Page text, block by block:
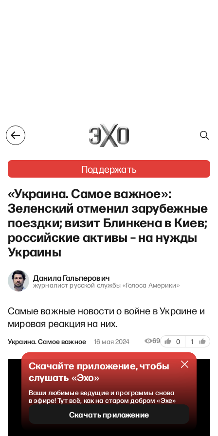
Поддержать
«Украина. Самое важное»:
Зеленский отменил зарубежные
поездки; визит Блинкена в Киев;
российские активы – на нужды
Украины
Данила Гальперович
журналист русской службы «Голоса Америки»
Самые важные новости о войне в Украине и
мировая реакция на них.
Украина. Самое важное 16 мая 2024 69 0 1
Скачайте приложение, чтобы
слушать «Эхо»
Ваши любимые ведущие и программы снова
в эфире! Тут всё, как на старом добром «Эхе»
Скачать приложение